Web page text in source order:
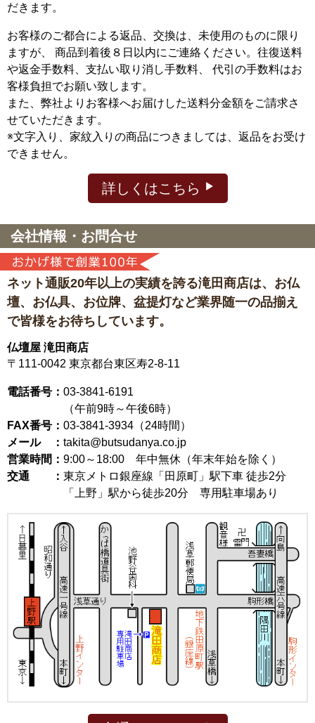
だきます。
お客様のご都合による返品、交換は、未使用のものに限り
ますが、
商品到着後８日以内にご連絡ください。往復送料
や返金手数料、支払い取り消し手数料、 代引の手数料はお
客様負担でお願い致します。
また、弊社よりお客様へお届けした送料分金額をご請求さ
せていただきます。
※文字入り、家紋入りの商品につきましては、返品をお受け
できません。
詳しくはこちら
会社情報・お問合せ
ネット通販20年以上の実績を誇る滝田商店は、 お仏
壇、お仏具、お位牌、盆提灯など業界随一の品揃え
で皆様をお待ちしています。
仏壇屋 滝田商店
〒111-0042 東京都台東区寿2-8-11
電話番号： 03-3841-6191
（午前9時～午後6時）
FAX番号： 03-3841-3934（24時間）
メール ： takita@butsudanya.co.jp
営業時間： 9:00～18:00 年中無休（年末年始を除く）
交通 ： 東京メトロ銀座線「田原町」駅下車 徒歩2分
「上野」駅から徒歩20分 専用駐車場あり